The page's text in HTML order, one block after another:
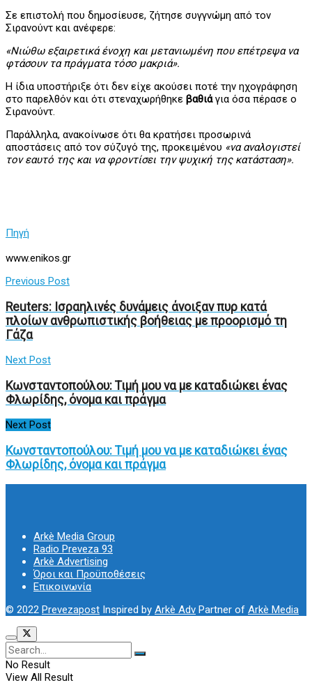
Σε επιστολή που δημοσίευσε, ζήτησε συγγνώμη από τον
Σιρανούντ και ανέφερε:
«Νιώθω εξαιρετικά ένοχη και μετανιωμένη που επέτρεψα να
φτάσουν τα πράγματα τόσο μακριά».
Η ίδια υποστήριξε ότι δεν είχε ακούσει ποτέ την ηχογράφηση
στο παρελθόν και ότι στεναχωρήθηκε βαθιάγια όσα πέρασε ο
Σιρανούντ.
Παράλληλα, ανακοίνωσε ότι θα κρατήσει προσωρινά
αποστάσεις από τον σύζυγό της, προκειμένου «να αναλογιστεί
τον εαυτό της και να φροντίσει την ψυχική της κατάσταση».
Πηγή
www.enikos.gr
Previous Post
Reuters: Ισραηλινές δυνάμεις άνοιξαν πυρ κατά
πλοίων ανθρωπιστικής βοήθειας με προορισμό τη
Γάζα
Next Post
Κωνσταντοπούλου: Τιμή μου να με καταδιώκει ένας
Φλωρίδης, όνομα και πράγμα
Next Post
Κωνσταντοπούλου: Τιμή μου να με καταδιώκει ένας
Φλωρίδης, όνομα και πράγμα
Arkè Media Group
Radio Preveza 93
Arkè Advertising
Όροι και Προϋποθέσεις
Επικοινωνία
© 2022 Prevezapost Inspired by Arkè Adv Partner of Arkè Media
No Result
View All Result